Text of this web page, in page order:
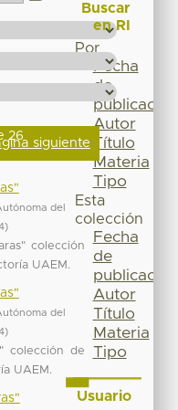
26 siguiente
del
)
colección
UAEM.
del
)
colección de
UAEM.
Buscar
en RI
Por
Fecha
de
publicación
Autor
Título
Materia
Tipo
Esta
colección
Fecha
de
publicación
Autor
Título
Materia
Tipo
Usuario